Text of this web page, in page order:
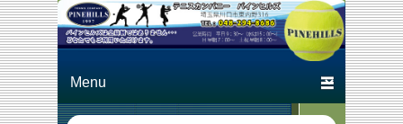
テニスカン
Just another テニスカン
パニー パインヒルズ